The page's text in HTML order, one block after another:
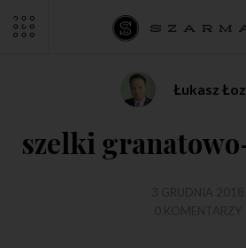
Łukasz
szelki